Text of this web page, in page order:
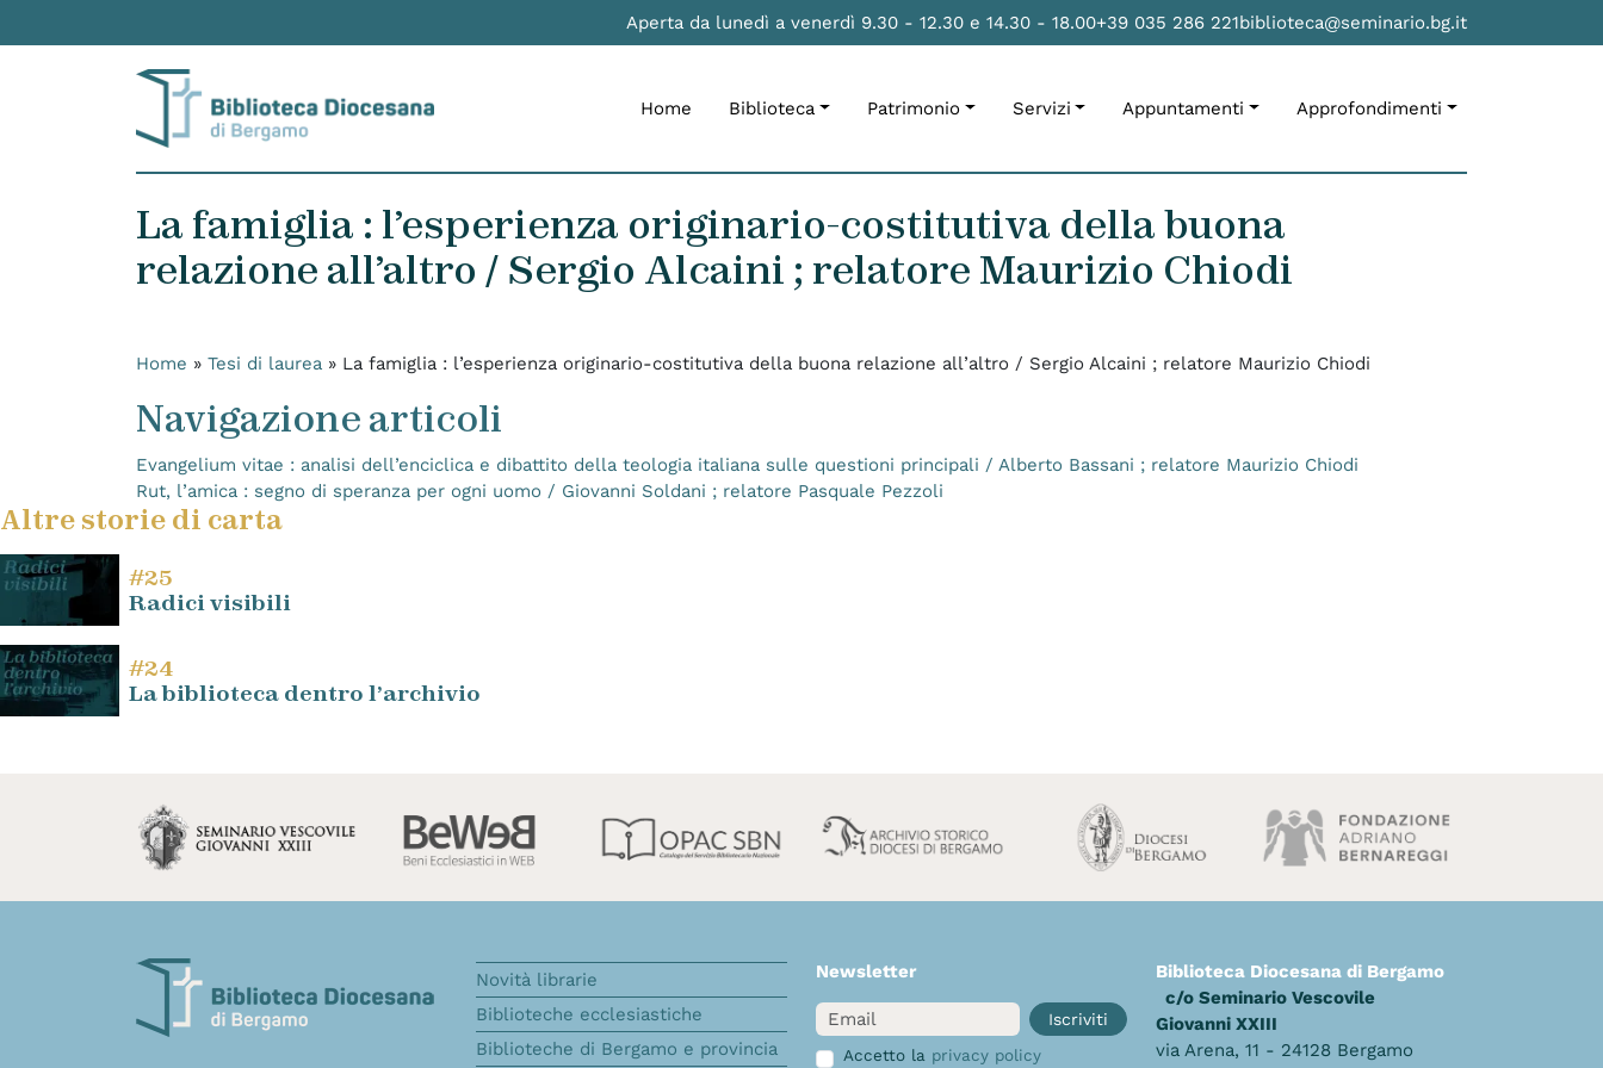
Aperta da lunedì a venerdì 9.30 - 12.30 e 14.30 - 18.00+39 035 286 221biblioteca@seminario.bg.it
Home Biblioteca Patrimonio Servizi Appuntamenti Approfondimenti
La famiglia : l’esperienza originario-costitutiva della buona
relazione all’altro / Sergio Alcaini ; relatore Maurizio Chiodi
Home » Tesi di laurea » La famiglia : l’esperienza originario-costitutiva della buona relazione all’altro / Sergio Alcaini ; relatore Maurizio Chiodi
Navigazione articoli
Evangelium vitae : analisi dell’enciclica e dibattito della teologia italiana sulle questioni principali / Alberto Bassani ; relatore Maurizio Chiodi
Rut, l’amica : segno di speranza per ogni uomo / Giovanni Soldani ; relatore Pasquale Pezzoli
Altre storie di carta
#25
Radici visibili
#24
La biblioteca dentro l’archivio
Novità librarie
Biblioteche ecclesiastiche
Biblioteche di Bergamo e provincia
Newsletter
Email
Iscriviti
Accetto la privacy policy
Biblioteca Diocesana di Bergamo
c/o Seminario Vescovile
Giovanni XXIII
via Arena, 11 - 24128 Bergamo